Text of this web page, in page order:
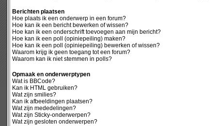
Berichten plaatsen
Hoe plaats ik een onderwerp in een forum?
Hoe kan ik een bericht bewerken of wissen?
Hoe kan ik een onderschrift toevoegen aan mijn bericht?
Hoe kan ik een poll (opiniepeiling) maken?
Hoe kan ik een poll (opiniepeiling) bewerken of wissen?
Waarom krijg ik geen toegang tot een forum?
Waarom kan ik niet stemmen in polls?
Opmaak en onderwerptypen
Wat is BBCode?
Kan ik HTML gebruiken?
Wat zijn smilies?
Kan ik afbeeldingen plaatsen?
Wat zijn mededelingen?
Wat zijn Sticky-onderwerpen?
Wat zijn gesloten onderwerpen?